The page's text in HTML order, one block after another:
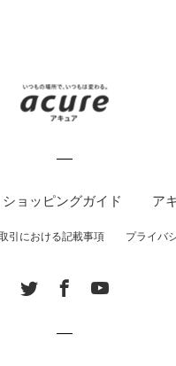
ショッピングガイド ア
引における記載事項 プライバ